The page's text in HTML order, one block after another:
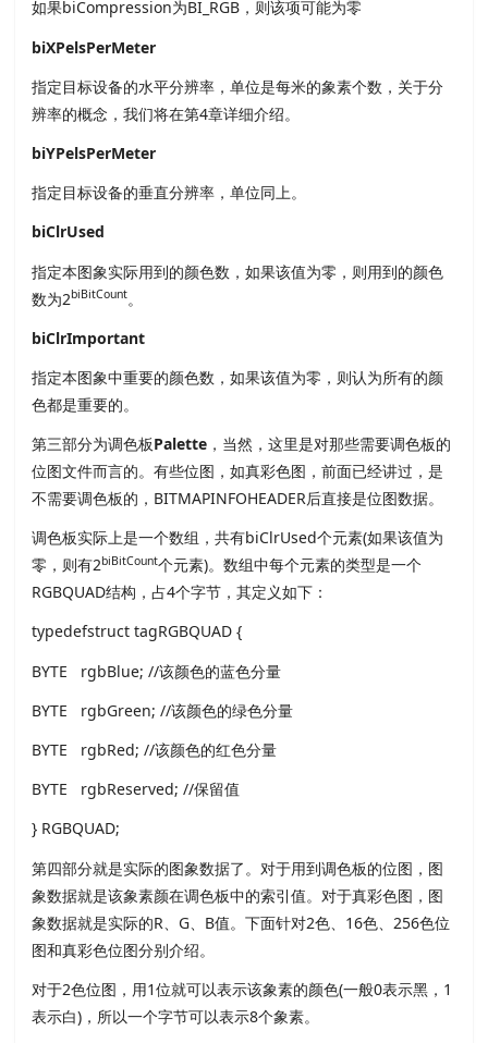
如果biCompression为BI_RGB，则该项可能为零
biXPelsPerMeter
指定目标设备的水平分辨率，单位是每米的象素个数，关于分
辨率的概念，我们将在第4章详细介绍。
biYPelsPerMeter
指定目标设备的垂直分辨率，单位同上。
biClrUsed
指定本图象实际用到的颜色数，如果该值为零，则用到的颜色
数为2biBitCount。
biClrImportant
指定本图象中重要的颜色数，如果该值为零，则认为所有的颜
色都是重要的。
第三部分为调色板Palette ，当然，这里是对那些需要调色板的
位图文件而言的。有些位图，如真彩色图，前面已经讲过，是
不需要调色板的，BITMAPINFOHEADER后直接是位图数据。
调色板实际上是一个数组，共有biClrUsed个元素(如果该值为
零，则有2biBitCount个元素)。数组中每个元素的类型是一个
RGBQUAD结构，占4个字节，其定义如下：
typedefstruct tagRGBQUAD {
BYTE rgbBlue; //该颜色的蓝色分量
BYTE rgbGreen; //该颜色的绿色分量
BYTE rgbRed; //该颜色的红色分量
BYTE rgbReserved; //保留值
} RGBQUAD;
第四部分就是实际的图象数据了。对于用到调色板的位图，图
象数据就是该象素颜在调色板中的索引值。对于真彩色图，图
象数据就是实际的R、G、B值。下面针对2色、16色、256色位
图和真彩色位图分别介绍。
对于2色位图，用1位就可以表示该象素的颜色(一般0表示黑，1
表示白)，所以一个字节可以表示8个象素。